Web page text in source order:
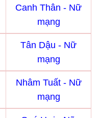
Canh Thân - Nữ
mạng
Tân Dậu - Nữ
mạng
Nhâm Tuất - Nữ
mạng